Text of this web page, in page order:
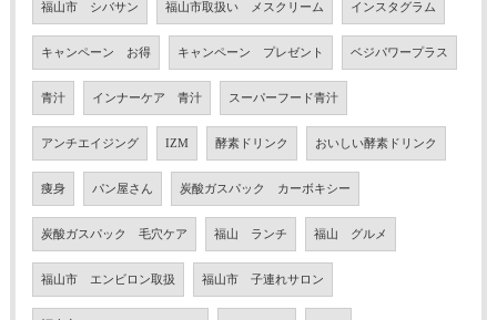
福山市 シバサン 福山市取扱い メスクリーム インスタグラム
キャンペーン お得 キャンペーン プレゼント ベジパワープラス
青汁 インナーケア 青汁 スーパーフード青汁
アンチエイジング IZM 酵素ドリンク おいしい酵素ドリンク
痩身 パン屋さん 炭酸ガスパック カーボキシー
炭酸ガスパック 毛穴ケア 福山 ランチ 福山 グルメ
福山市 エンビロン取扱 福山市 子連れサロン